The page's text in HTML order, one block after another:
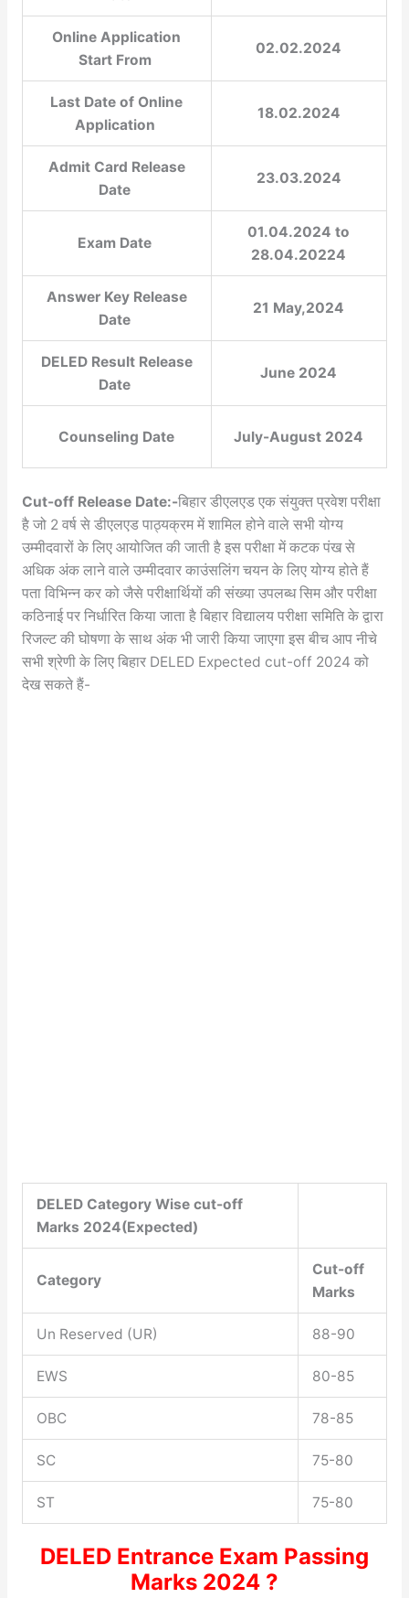
Online Application
Start From
02.02.2024
Last Date of Online
Application
18.02.2024
Admit Card Release
Date
23.03.2024
Exam Date
01.04.2024 to
28.04.20224
Answer Key Release
Date
21 May,2024
DELED Result Release
Date
June 2024
Counseling Date July-August 2024
Cut-off Release Date:-बिहार डीएलएड एक संयुक्त प्रवेश परीक्षा
है जो 2 वर्ष से डीएलएड पाठ्यक्रम में शामिल होने वाले सभी योग्य
उम्मीदवारों के लिए आयोजित की जाती है इस परीक्षा में कटक पंख से
अधिक अंक लाने वाले उम्मीदवार काउंसलिंग चयन के लिए योग्य होते हैं
पता विभिन्न कर को जैसे परीक्षार्थियों की संख्या उपलब्ध सिम और परीक्षा
कठिनाई पर निर्धारित किया जाता है बिहार विद्यालय परीक्षा समिति के द्वारा
रिजल्ट की घोषणा के साथ अंक भी जारी किया जाएगा इस बीच आप नीचे
सभी श्रेणी के लिए बिहार DELED Expected cut-off 2024 को
देख सकते हैं-
DELED Category Wise cut-off
Marks 2024(Expected)
Category
Cut-off
Marks
Un Reserved (UR) 88-90
EWS 80-85
OBC 78-85
SC 75-80
ST 75-80
DELED Entrance Exam Passing
Marks 2024 ?